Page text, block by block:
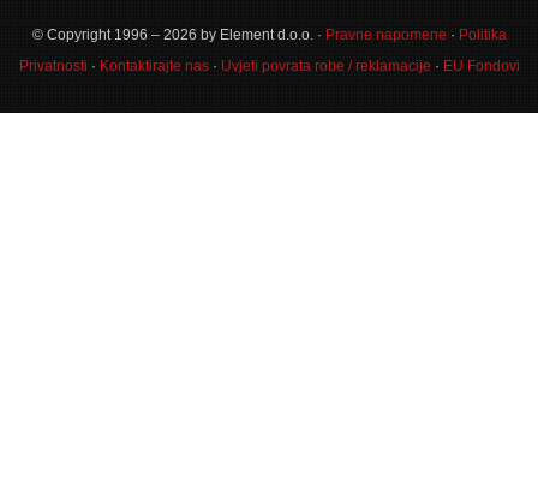
© Copyright 1996 – 2026 by Element d.o.o. · Pravne napomene · Politika
Privatnosti · Kontaktirajte nas· Uvjeti povrata robe / reklamacije · EU Fondovi